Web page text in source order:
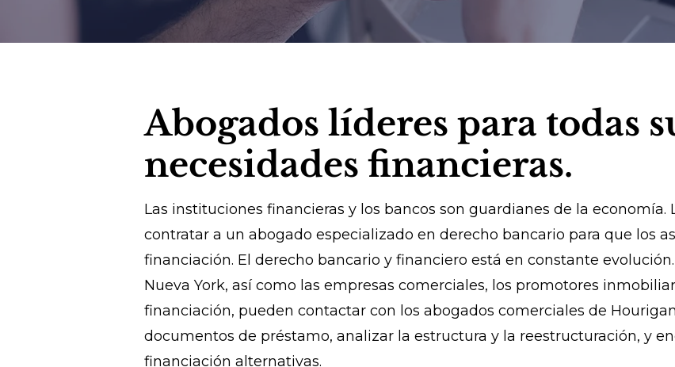
Abogados líderes para todas
necesidades financieras.
Las instituciones financieras y los bancos son guardianes de la economía.
contratar a un abogado especializado en derecho bancario para que los
financiación. El derecho bancario y financiero está en constante
Nueva York, así como las empresas comerciales, los promotores
financiación, pueden contactar con los abogados comerciales de
documentos de préstamo, analizar la estructura y la reestructuración, y
financiación alternativas.